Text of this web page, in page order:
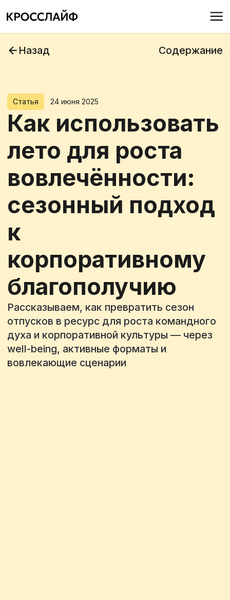
Назад Содержание
Как использовать
лето для роста
вовлечённости:
сезонный подход
корпоративному
благополучию
отпусков в ресурс для роста командного
духа и корпоративной культуры — через
вовлекающие сценарии